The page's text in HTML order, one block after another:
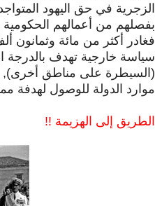
الزجرية في حق اليهود
بفصلهم من أعمالهم
فغادر أكثر من مائة وثمانون
سياسة خارجية تهدف بالدرجة
(السيطرة على مناطق أخرى),
موارد الدولة للوصول لهدفة
الطريق إلى الهزيمة !!